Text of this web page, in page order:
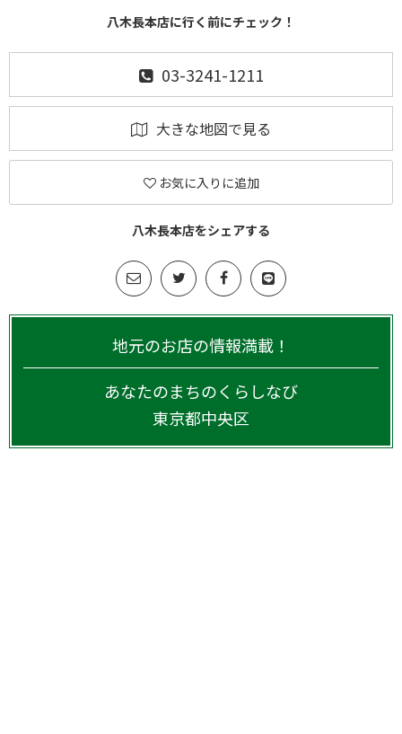
八木長本店に行く前にチェック！
03-3241-1211
大きな地図で見る
お気に入りに追加
八木長本店をシェアする
地元のお店の情報満載！
あなたのまちのくらしなび
東京都中央区